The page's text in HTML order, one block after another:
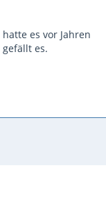
es vor Jahren
es.